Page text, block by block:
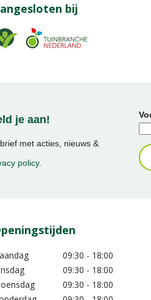
bij
je aan!
met acties, nieuws &
policy.
09:30 - 18:00
09:30 - 18:00
09:30 - 18:00